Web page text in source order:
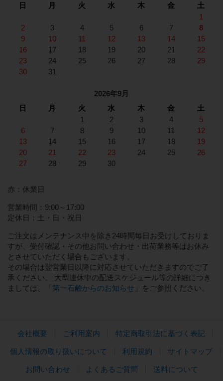
日
月 火 水 木 金
土
1
2
3 4 5 6 7
8
9
10 11 12 13 14
15
16
17 18 19 20 21
22
23
24 25 26 27 28
29
30
31
2026年9月
日
月 火 水 木 金
土
1
2 3 4
5
6
7 8 9 10 11
12
13
14 15 16 17 18
19
20
21 22 23 24 25
26
27
28 29 30
赤：休業日
営業時間：9:00～17:00
定休日：土・日・祝日
ご注文はメンテナンス中を除き24時間毎日お受けしておりま
すが、受付確認・その他お問い合わせ・出荷業務等はお休み
とさせていただく場合もございます。
その場合は翌営業日以降に対応させていただきますのでご了
承ください。 大型連休中の配送スケジュール等の詳細につき
ましては、「 第一石鹸からのお知らせ 」をご参照ください。
会社概要 ご利用案内 特定商取引法に基づく表記
個人情報の取り扱いについて 利用規約 サイトマップ
お問い合わせ よくあるご質問 送料について